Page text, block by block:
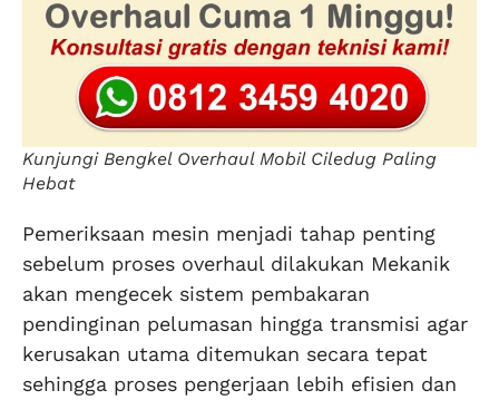
Kunjungi Bengkel Overhaul Mobil Ciledug Paling
Hebat
Pemeriksaan mesin menjadi tahap penting
sebelum proses overhaul dilakukan Mekanik
akan mengecek sistem pembakaran
pendinginan pelumasan hingga transmisi agar
kerusakan utama ditemukan secara tepat
sehingga proses pengerjaan lebih efisien dan